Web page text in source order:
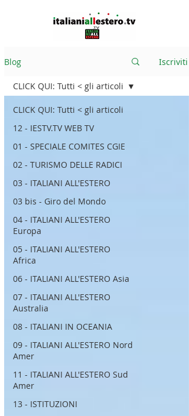
Blog Iscriviti
CLICK QUI: Tutti < gli articoli
12 - IESTV.TV WEB TV
01 - SPECIALE COMITES CGIE
02 - TURISMO DELLE RADICI
03 - ITALIANI ALL'ESTERO
03 bis - Giro del Mondo
04 - ITALIANI ALL'ESTERO
Europa
05 - ITALIANI ALL'ESTERO
Africa
06 - ITALIANI ALL'ESTERO Asia
07 - ITALIANI ALL'ESTERO
Australia
08 - ITALIANI IN OCEANIA
09 - ITALIANI ALL'ESTERO Nord
Amer
11 - ITALIANI ALL'ESTERO Sud
Amer
13 - ISTITUZIONI
CLICK QUI: Tutti < gli articoli